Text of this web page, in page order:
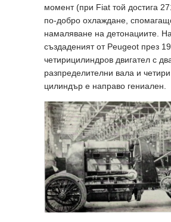
момент (при Fiat той достига
по-добро охлаждане,
намаляване на детонациите.
създаденият от Peugeot през
четирицилиндров двигател с
разпределителни вала и
цилиндър е направо гениален.